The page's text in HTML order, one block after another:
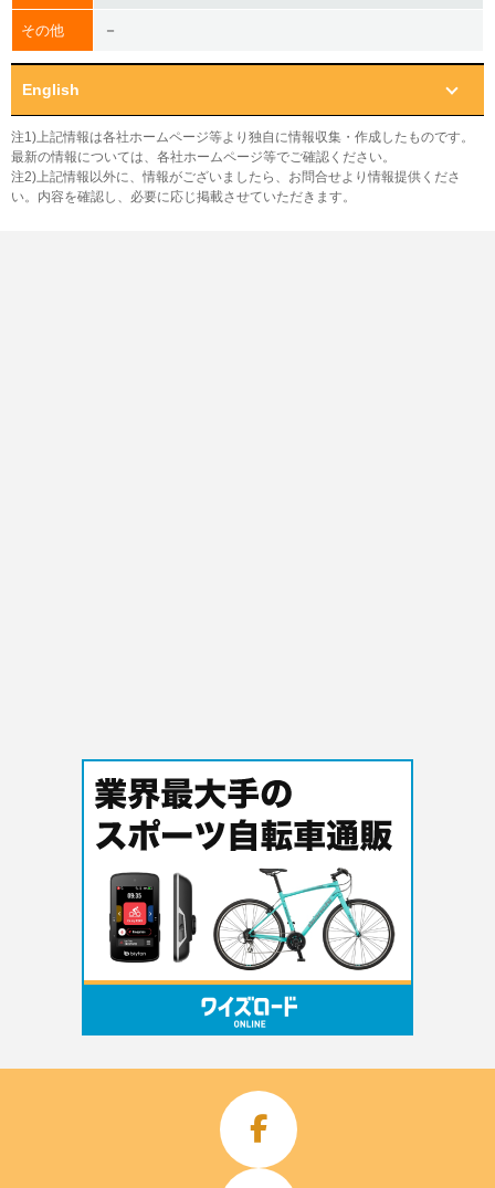
その他 －
English
注1)上記情報は各社ホームページ等より独自に情報収集・作成したものです。
最新の情報については、各社ホームページ等でご確認ください。
注2)上記情報以外に、情報がございましたら、お問合せより情報提供くださ
い。内容を確認し、必要に応じ掲載させていただきます。